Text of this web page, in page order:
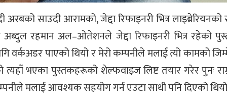
साउदी आरामको, जेद्दा रिफाइनरी भित्र लाइब्रेरियनको
अब्दुल रहमान अल–ओतेशनले जेद्दा रिफाइनरी भित्र रहेको
वर्कअडर पाएको थियो र मेरो कम्पनीले मलाई त्यो कामको
भएका पुस्तकहरूको शेल्फवाइज लिष्ट तयार गरेर पुनः
मलाई आवश्यक सहयोग गर्न एउटा साथी पनि दिएको